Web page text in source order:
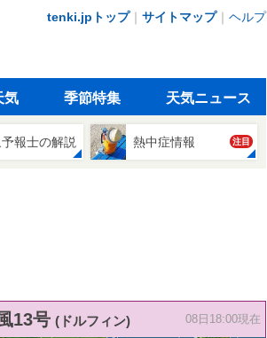
tenki.jpトップ｜ サイトマップ｜ ヘルプ
気 季節特集 天気ニュース
報士の解説 熱中症情報 注目
13号 (ドルフィン) 08日18:00現在